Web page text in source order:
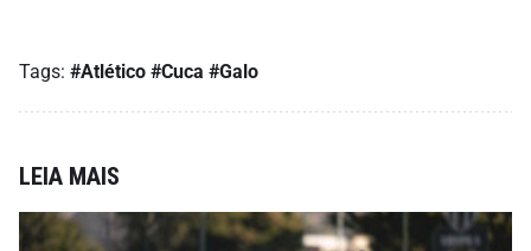
Tags: #Atlético #Cuca #Galo
LEIA MAIS